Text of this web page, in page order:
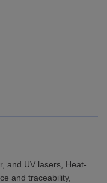
and UV lasers, Heat-
and traceability,